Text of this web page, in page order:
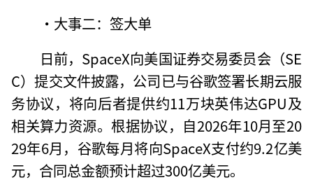
·大事二：签大单
日前，SpaceX向美国证券交易委员会（SE
C）提交文件披露，公司已与谷歌签署长期云服
务协议，将向后者提供约11万块英伟达GPU及
相关算力资源。根据协议，自2026年10月至20
29年6月，谷歌每月将向SpaceX支付约9.2亿美
元，合同总金额预计超过300亿美元。